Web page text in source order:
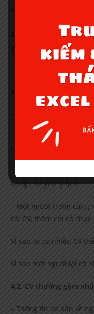
4. Một số
CV gồm
…
– CV có thể viết đầy đủ
(CV hoặc C.V) ở đầu văn
– Khi viết CV bằng
bằng : Sơ yếu lý lịch
– Một người trong cùng
cái CV, thậm chí cả chục
Vì sao lại có nhiều CV
Vì sao một người lại có
4.2. CV thường gồm
– Thông tin cơ bản về